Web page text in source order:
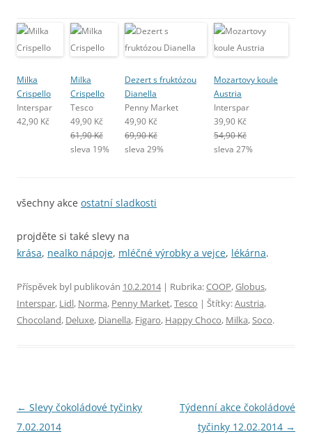
Milka
Crispello
Interspar
42,90 Kč
Milka
Crispello
Tesco
49,90 Kč
61,90 Kč
sleva 19%
Dezert s fruktózou
Dianella
Penny Market
49,90 Kč
69,90 Kč
sleva 29%
Mozartovy koule
Austria
Interspar
39,90 Kč
54,90 Kč
sleva 27%
všechny akce ostatní sladkosti
projděte si také slevy na
krása, nealko nápoje, mléčné výrobky a vejce, lékárna.
Příspěvek byl publikován 10.2.2014| Rubrika:COOP,Globus,
Interspar, Lidl, Norma, Penny Market,Tesco | Štítky:Austria,
Chocoland, Deluxe, Dianella, Figaro, Happy Choco, Milka,Soco.
Navigace
pro
← Slevy čokoládové tyčinky
7.02.2014
Týdenní akce čokoládové
tyčinky 12.02.2014 →